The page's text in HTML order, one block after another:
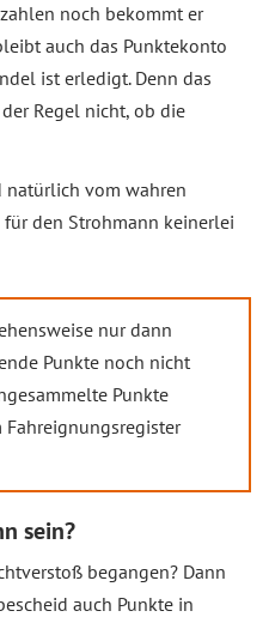
noch bekommt er
auch das Punktekonto
ist erledigt. Denn das
Regel nicht, ob die
vom wahren
den Strohmann keinerlei
nur dann
Punkte noch nicht
Punkte
sein?
begangen? Dann
auch Punkte in